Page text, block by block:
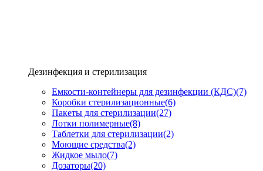
Дезинфекция и стерилизация
Емкости-контейнеры для дезинфекции (КДС)(7)
Коробки стерилизационные(6)
Пакеты для стерилизации(27)
Лотки полимерные(8)
Таблетки для стерилизации(2)
Моющие средства(2)
Жидкое мыло(7)
Дозаторы(20)